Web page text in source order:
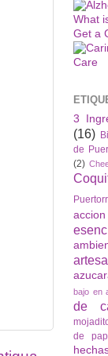
What
Get a
3
(16)
de
(2)
bajo en
de
de